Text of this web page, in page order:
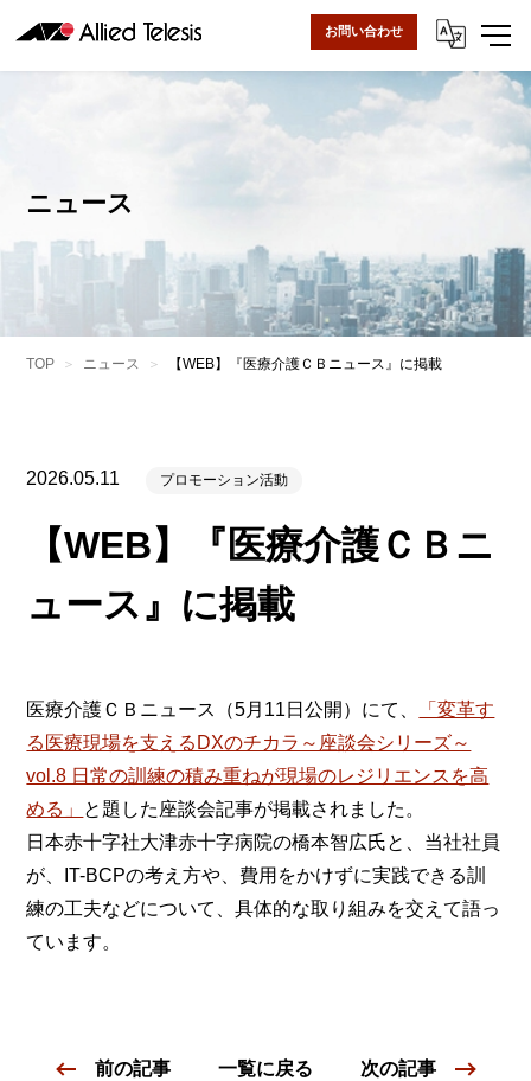
お問い合わせ
ニュース
TOP ニュース 【WEB】『医療介護ＣＢニュース』に掲載
2026.05.11 プロモーション活動
【WEB】『医療介護ＣＢニ
ュース』に掲載
医療介護ＣＢニュース（5月11日公開）にて、
「変革す
る医療現場を支えるDXのチカラ～座談会シリーズ～
vol.8 日常の訓練の積み重ねが現場のレジリエンスを高
める」 と題した座談会記事が掲載されました。
日本赤十字社大津赤十字病院の橋本智広氏と、当社社員
が、IT-BCPの考え方や、費用をかけずに実践できる訓
練の工夫などについて、具体的な取り組みを交えて語っ
ています。
前の記事 一覧に戻る 次の記事